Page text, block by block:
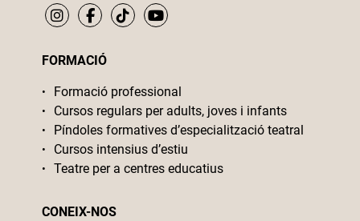
FORMACIÓ
Formació professional
Cursos regulars per adults, joves i infants
Píndoles formatives d’especialització teatral
Cursos intensius d’estiu
Teatre per a centres educatius
CONEIX-NOS